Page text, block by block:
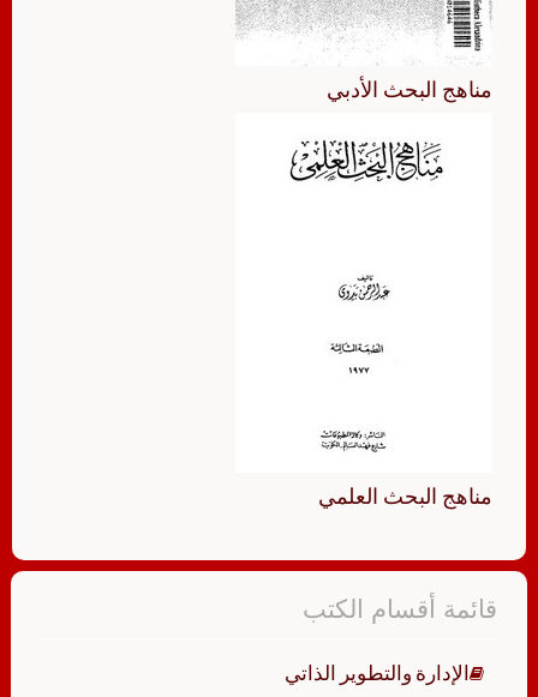
مناهج البحث الأدبي
مناهج البحث العلمي
قائمة أقسام الكتب
الإدارة والتطوير الذاتي